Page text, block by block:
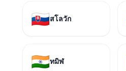
🇸🇰สโลวัก
🇮🇳ทมิฬ